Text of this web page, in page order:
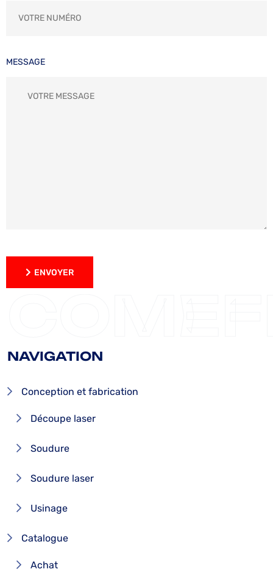
MESSAGE
ENVOYER
NAVIGATION
Conception et fabrication
Découpe laser
Soudure
Soudure laser
Usinage
Catalogue
Achat